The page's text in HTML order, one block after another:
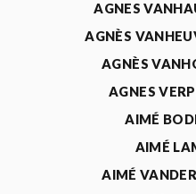
AGNES
AGNÈS
AGNÈS
AGNES
AIMÉ
AIMÉ
AIMÉ